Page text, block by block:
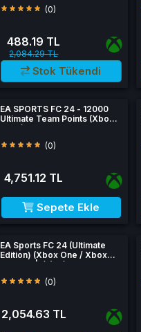
(0)
488.19 TL
2,084.29 TL
Stok Tükendi
EA SPORTS FC 24 - 12000
Ultimate Team Points (Xbox
One / Xbox Series)
(0)
4,751.12 TL
Sepete Ekle
EA Sports FC 24 (Ultimate
Edition) (Xbox One / Xbox
Series X|S) (EU)
(0)
2,054.63 TL